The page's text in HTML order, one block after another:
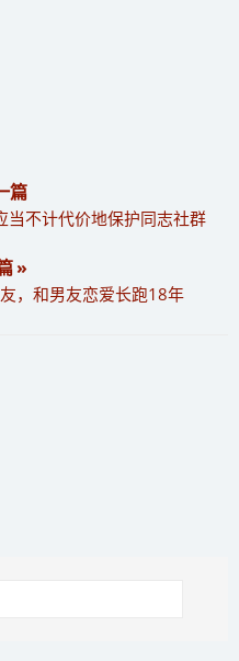
篇
当不计代价地保护同志社群
»
，和男友恋爱长跑18年